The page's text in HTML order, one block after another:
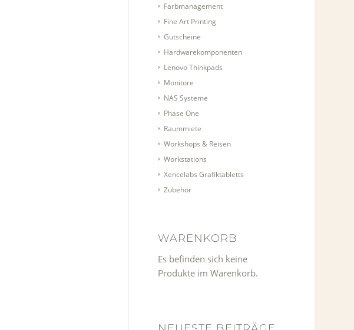
Farbmanagement
Fine Art Printing
Gutscheine
Hardwarekomponenten
Lenovo Thinkpads
Monitore
NAS Systeme
Phase One
Raummiete
Workshops & Reisen
Workstations
Xencelabs Grafiktabletts
Zubehör
WARENKORB
Es befinden sich keine
Produkte im Warenkorb.